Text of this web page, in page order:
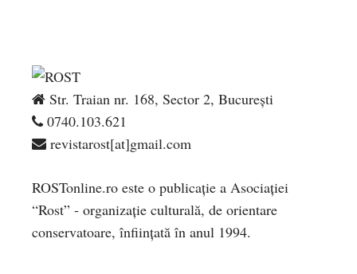
Str. Traian nr. 168, Sector 2, București
0740.103.621
revistarost[at]gmail.com
ROSTonline.ro este o publicaţie a Asociaţiei
“Rost” - organizaţie culturală, de orientare
conservatoare, înfiinţată în anul 1994.